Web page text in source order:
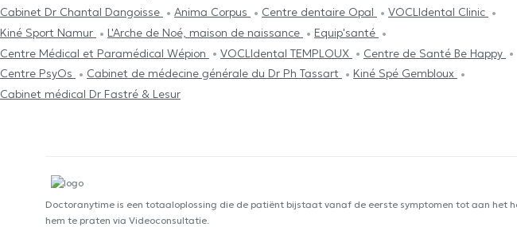
Cabinet Dr Chantal Dangoisse
Anima Corpus Centre dentaire Opal
VOCLIdental Clinic
Kiné Sport Namur
L'Arche de Noé, maison de naissance
Equip'santé
Centre Médical et Paramédical Wépion
VOCLIdental TEMPLOUX
Centre de Santé Be Happy
Centre PsyOs
Cabinet de médecine générale du Dr Ph Tassart
Kiné Spé Gembloux
Cabinet médical Dr Fastré & Lesur
Doctoranytime is een totaaloplossing die de patiënt bijstaat vanaf de eerste symptomen tot aan het
hem te praten via Videoconsultatie.